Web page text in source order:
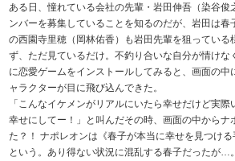
ある日、憧れている会社の先輩・岩田伸吾（染谷俊
ンバーを募集していることを知るのだが、岩田は春
の西園寺里穂（岡林佑香）も岩田先輩を狙っている
ず、ただ見ているだけ。不釣り合いな自分が情けな
に恋愛ゲームをインストールしてみると、画面の中
ャラクターが目に飛び込んできた。
「こんなイケメンがリアルにいたら幸せだけど実
幸せにしてー！」と叫んだその時、画面の中からナ
た？！ ナポレオンは《春子が本当に幸せを見つける
という。あり得ない状況に混乱する春子だったが…